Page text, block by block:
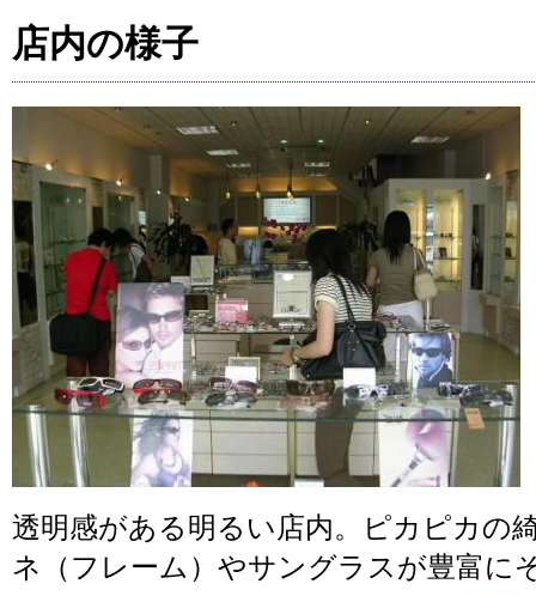
店内の様子
透明感がある明るい店内。ピカピカの
ネ（フレーム）やサングラスが豊富に